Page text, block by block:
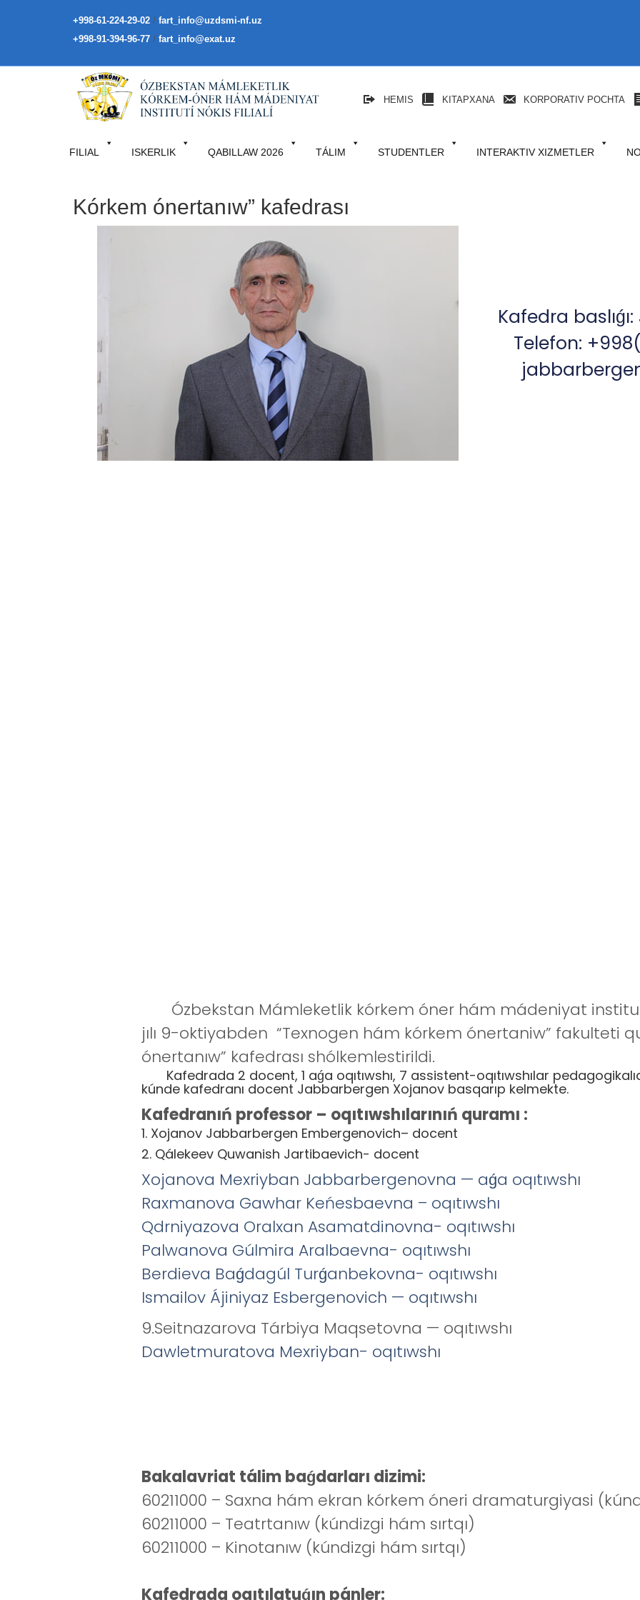
+998-61-224-29-02 / fart_info@uzdsmi-nf.uz
+998-91-394-96-77 / fart_info@exat.uz
HEMIS KITAPXANA KORPORATIV POCHTA
FILIAL ISKERLIK QABILLAW 2026 TÁLIM STUDENTLER INTERAKTIV XIZMETLER
Kórkem ónertanıw” kafedrası
Kafedra
Telefon:
Ózbekstan Mámleketlik kórkem óner hám mádeniyat
jılı 9-oktiyabden “Texnogen hám kórkem ónertaniw” fakulteti
ónertanıw” kafedrası shólkemlestirildi.
Kafedrada 2 docent, 1 aǵa oqıtıwshı, 7 assistent-oqıtıwshılar
kúnde kafedranı docent Jabbarbergen Xojanov basqarıp kelmekte.
Kafedranıń professor – oqıtıwshılarınıń quramı :
1. Xojanov Jabbarbergen Embergenovich– docent
2. Qálekeev Quwanish Jartibaevich- docent
Xojanova Mexriyban Jabbarbergenovna — aǵa oqıtıwshı
Raxmanova Gawhar Keńesbaevna – oqıtıwshı
Qdrniyazova Oralxan Asamatdinovna- oqıtıwshı
Palwanova Gúlmira Aralbaevna- oqıtıwshı
Berdieva Baǵdagúl Turǵanbekovna- oqıtıwshı
Ismailov Ájiniyaz Esbergenovich — oqıtıwshı
9.Seitnazarova Tárbiya Maqsetovna — oqıtıwshı
Dawletmuratova Mexriyban- oqıtıwshı
Bakalavriat tálim baǵdarları dizimi:
60211000 – Saxna hám ekran kórkem óneri dramaturgiyasi
60211000 – Teatrtanıw (kúndizgi hám sırtqı)
60211000 – Kinotanıw (kúndizgi hám sırtqı)
Kafedrada oqıtılatuǵın pánler: